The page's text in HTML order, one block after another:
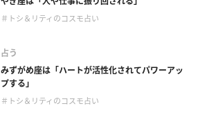
＃トシ＆リティのコスモ占い
占う
みずがめ座は「ハートが活性化されてパワーアッ
プする」
＃トシ＆リティのコスモ占い